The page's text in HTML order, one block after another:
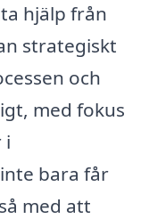
hjälp från
strategiskt
och
med fokus
i
bara får
med att